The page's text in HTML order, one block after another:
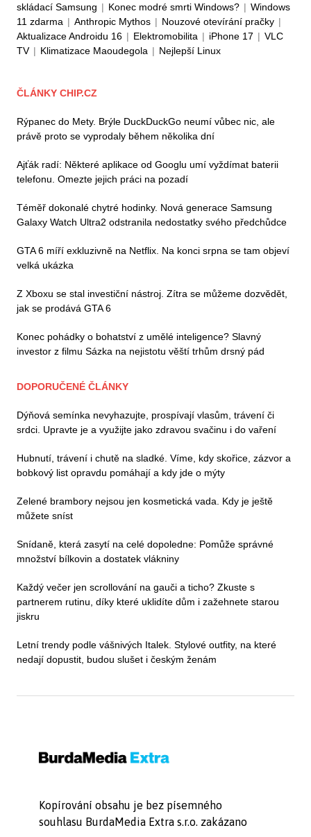
skládací Samsung | Konec modré smrti Windows? | Windows
11 zdarma | Anthropic Mythos | Nouzové otevírání pračky |
Aktualizace Androidu 16 | Elektromobilita | iPhone 17 | VLC
TV | Klimatizace Maoudegola | Nejlepší Linux
ČLÁNKY CHIP.CZ
Rýpanec do Mety. Brýle DuckDuckGo neumí vůbec nic, ale
právě proto se vyprodaly během několika dní
Ajťák radí: Některé aplikace od Googlu umí vyždímat baterii
telefonu. Omezte jejich práci na pozadí
Téměř dokonalé chytré hodinky. Nová generace Samsung
Galaxy Watch Ultra2 odstranila nedostatky svého předchůdce
GTA 6 míří exkluzivně na Netflix. Na konci srpna se tam objeví
velká ukázka
Z Xboxu se stal investiční nástroj. Zítra se můžeme dozvědět,
jak se prodává GTA 6
Konec pohádky o bohatství z umělé inteligence? Slavný
investor z filmu Sázka na nejistotu věští trhům drsný pád
DOPORUČENÉ ČLÁNKY
Dýňová semínka nevyhazujte, prospívají vlasům, trávení či
srdci. Upravte je a využijte jako zdravou svačinu i do vaření
Hubnutí, trávení i chutě na sladké. Víme, kdy skořice, zázvor a
bobkový list opravdu pomáhají a kdy jde o mýty
Zelené brambory nejsou jen kosmetická vada. Kdy je ještě
můžete sníst
Snídaně, která zasytí na celé dopoledne: Pomůže správné
množství bílkovin a dostatek vlákniny
Každý večer jen scrollování na gauči a ticho? Zkuste s
partnerem rutinu, díky které uklidíte dům i zažehnete starou
jiskru
Letní trendy podle vášnivých Italek. Stylové outfity, na které
nedají dopustit, budou slušet i českým ženám
Kopírování obsahu je bez písemného
souhlasu BurdaMedia Extra s.r.o. zakázano